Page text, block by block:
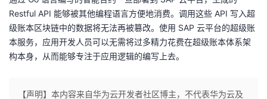
Restful API 能够被其他编程语言方便地消费。调用这些 API 写入超
级账本区块链中的数据将无法再被篡改。使用 SAP 云平台的超级账
本服务，应用开发人员可以无需将过多精力花费在超级账本体系架
构本身，从而能够专注于应用逻辑的编写上去。
【声明】本内容来自华为云开发者社区博主，不代表华为云及